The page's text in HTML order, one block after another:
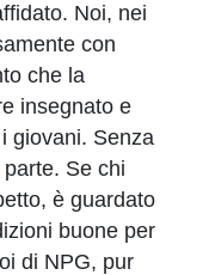
Noi, nei
con
che la
insegnato e
giovani. Senza
Se chi
è guardato
buone per
di NPG, pur